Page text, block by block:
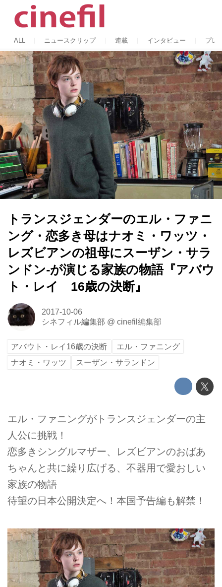
ALL ニュースクリップ 連載 インタビュー プレ
トランスジェンダーのエル・ファニ
ング・恋多き母はナオミ・ワッツ・
レズビアンの祖母にスーザン・サラ
ンドン-が演じる家族の物語『アバウ
ト・レイ 16歳の決断』
2017-10-06
シネフィル編集部 @ cinefil編集部
アバウト・レイ16歳の決断
エル・ファニング
ナオミ・ワッツ
スーザン・サランドン
エル・ファニングがトランスジェンダーの主
人公に挑戦！
恋多きシングルマザー、レズビアンのおばあ
ちゃんと共に繰り広げる、不器用で愛おしい
家族の物語
待望の日本公開決定へ！本国予告編も解禁！